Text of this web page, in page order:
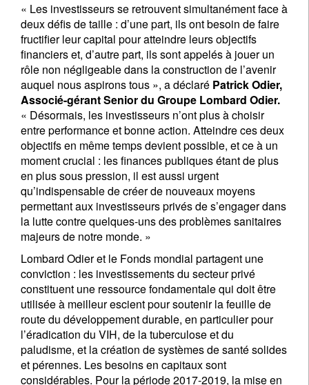
« Les investisseurs se retrouvent simultanément face à
deux défis de taille : d’une part, ils ont besoin de faire
fructifier leur capital pour atteindre leurs objectifs
financiers et, d’autre part, ils sont appelés à jouer un
rôle non négligeable dans la construction de l’avenir
auquel nous aspirons tous », a déclaré Patrick Odier,
Associé-gérant Senior du Groupe Lombard Odier.
« Désormais, les investisseurs n’ont plus à choisir
entre performance et bonne action. Atteindre ces deux
objectifs en même temps devient possible, et ce à un
moment crucial : les finances publiques étant de plus
en plus sous pression, il est aussi urgent
qu’indispensable de créer de nouveaux moyens
permettant aux investisseurs privés de s’engager dans
la lutte contre quelques-uns des problèmes sanitaires
majeurs de notre monde. »
Lombard Odier et le Fonds mondial partagent une
conviction : les investissements du secteur privé
constituent une ressource fondamentale qui doit être
utilisée à meilleur escient pour soutenir la feuille de
route du développement durable, en particulier pour
l’éradication du VIH, de la tuberculose et du
paludisme, et la création de systèmes de santé solides
et pérennes. Les besoins en capitaux sont
considérables. Pour la période 2017-2019, la mise en